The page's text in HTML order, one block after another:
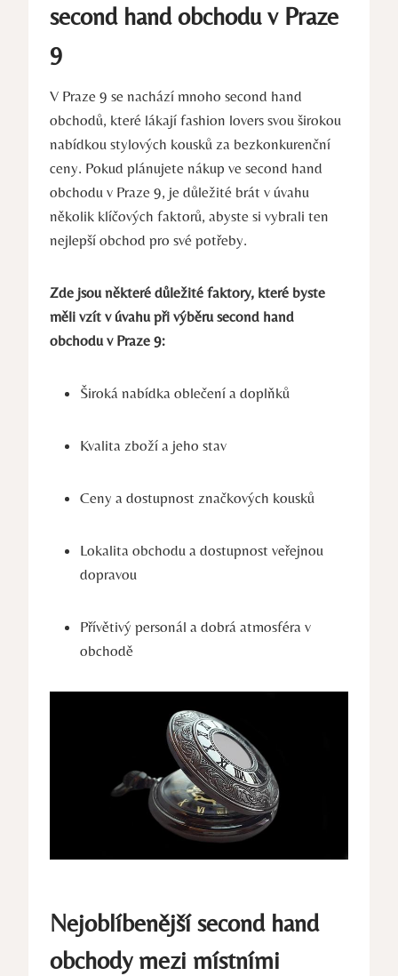
second hand obchodu v Praze
9
V Praze 9 se nachází mnoho second hand
obchodů, které lákají fashion lovers svou širokou
nabídkou stylových kousků za bezkonkurenční
ceny. Pokud plánujete nákup ve second hand
obchodu v Praze 9, je důležité brát v úvahu
několik klíčových faktorů, abyste si vybrali ten
nejlepší obchod pro své potřeby.
Zde jsou některé důležité faktory, které byste
měli vzít v úvahu při výběru second hand
obchodu v Praze 9:
Široká nabídka oblečení a doplňků
Kvalita zboží a jeho stav
Ceny a dostupnost značkových kousků
Lokalita obchodu a dostupnost veřejnou
dopravou
Přívětivý personál a dobrá atmosféra v
obchodě
Nejoblíbenější second hand
obchody mezi místními